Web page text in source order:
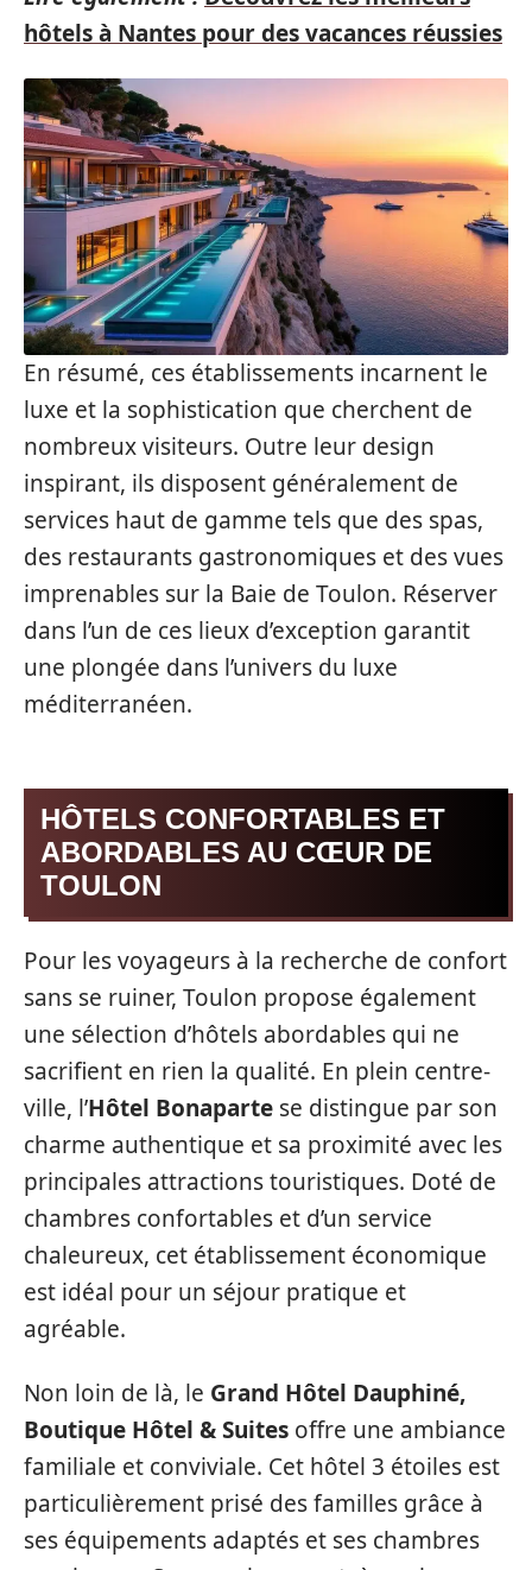
hôtels à Nantes pour des vacances réussies
En résumé, ces établissements incarnent le
luxe et la sophistication que cherchent de
nombreux visiteurs. Outre leur design
inspirant, ils disposent généralement de
services haut de gamme tels que des spas,
des restaurants gastronomiques et des vues
imprenables sur la Baie de Toulon. Réserver
dans l’un de ces lieux d’exception garantit
une plongée dans l’univers du luxe
méditerranéen.
HÔTELS CONFORTABLES ET
ABORDABLES AU CŒUR DE
TOULON
Pour les voyageurs à la recherche de confort
sans se ruiner, Toulon propose également
une sélection d’hôtels abordables qui ne
sacrifient en rien la qualité. En plein centre-
ville, l’Hôtel Bonaparte se distingue par son
charme authentique et sa proximité avec les
principales attractions touristiques. Doté de
chambres confortables et d’un service
chaleureux, cet établissement économique
est idéal pour un séjour pratique et
agréable.
Non loin de là, le Grand Hôtel Dauphiné,
Boutique Hôtel & Suites offre une ambiance
familiale et conviviale. Cet hôtel 3 étoiles est
particulièrement prisé des familles grâce à
ses équipements adaptés et ses chambres